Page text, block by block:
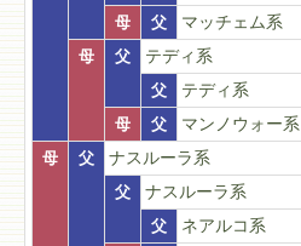
母
父
マッチェム系
母
父
テディ系
父
テディ系
母
父
マンノウォー系
母
父
ナスルーラ系
父
ナスルーラ系
父
ネアルコ系